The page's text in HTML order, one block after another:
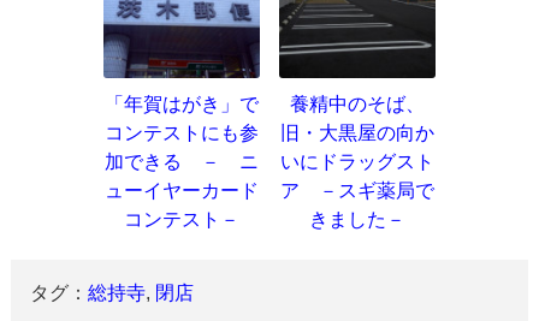
「年賀はがき」で
コンテストにも参
加できる － ニ
ューイヤーカード
コンテスト－
養精中のそば、
旧・大黒屋の向か
いにドラッグスト
ア －スギ薬局で
きました－
タグ：総持寺, 閉店